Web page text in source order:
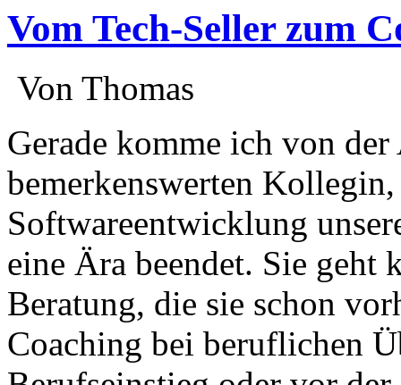
Vom Tech-Seller zum
Von Thomas
Gerade komme ich von
bemerkenswerten
Softwareentwicklung
eine Ära beendet. Sie
Beratung, die sie schon
Coaching bei beruflichen